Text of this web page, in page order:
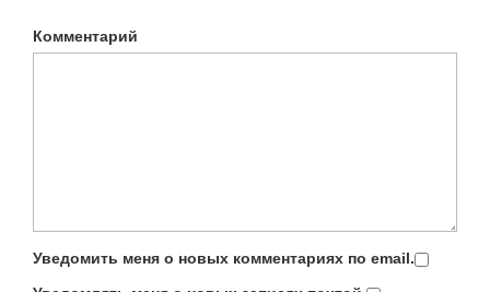
Комментарий
Уведомить меня о новых комментариях по email.